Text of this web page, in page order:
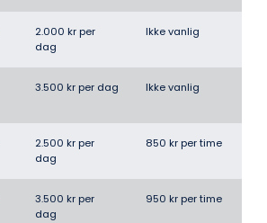
2.000 kr per
dag
Ikke vanlig
3.500 kr per dag Ikke vanlig
2.500 kr per
dag
850 kr per time
3.500 kr per
dag
950 kr per time